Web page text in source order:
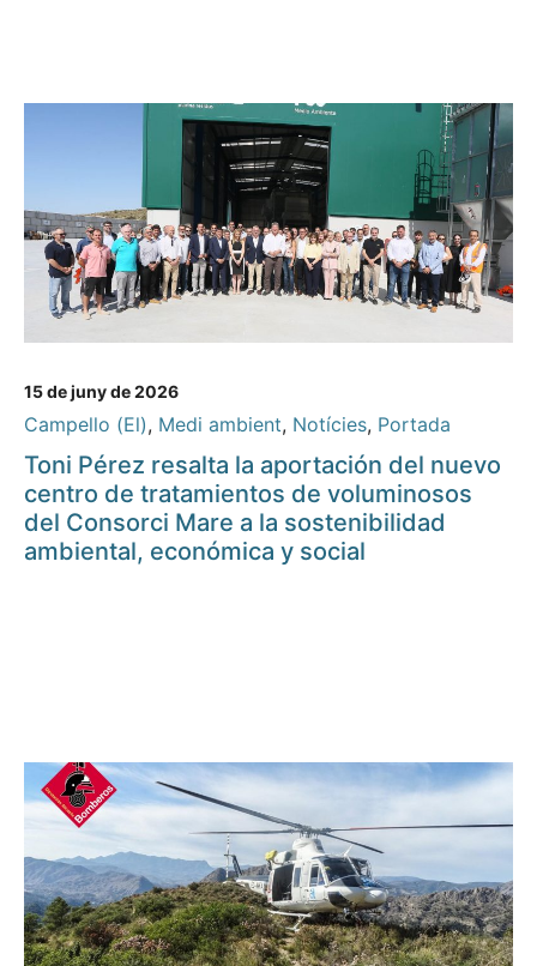
15 de juny de 2026
Campello (El), Medi ambient, Notícies, Portada
Toni Pérez resalta la aportación del nuevo
centro de tratamientos de voluminosos
del Consorci Mare a la sostenibilidad
ambiental, económica y social